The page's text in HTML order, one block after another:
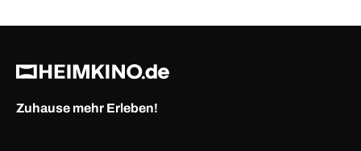
Zuhause mehr Erleben!